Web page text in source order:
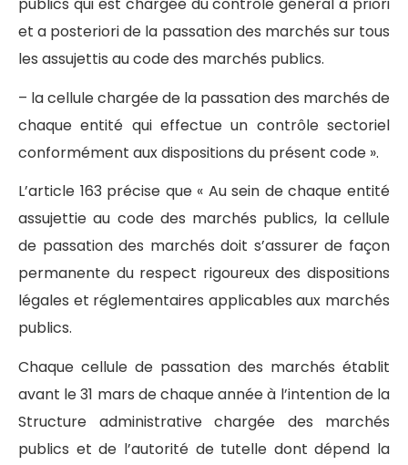
et a posteriori de la passation des marchés sur tous
les assujettis au code des marchés publics.
– la cellule chargée de la passation des marchés de
chaque entité qui effectue un contrôle sectoriel
conformément aux dispositions du présent code ».
L’article 163 précise que « Au sein de chaque entité
assujettie au code des marchés publics, la cellule
de passation des marchés doit s’assurer de façon
permanente du respect rigoureux des dispositions
légales et réglementaires applicables aux marchés
publics.
Chaque cellule de passation des marchés établit
avant le 31 mars de chaque année à l’intention de la
Structure administrative chargée des marchés
publics et de l’autorité de tutelle dont dépend la